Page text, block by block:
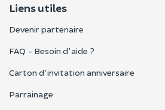
Liens utiles
Devenir partenaire
FAQ - Besoin d'aide ?
Carton d'invitation anniversaire
Parrainage